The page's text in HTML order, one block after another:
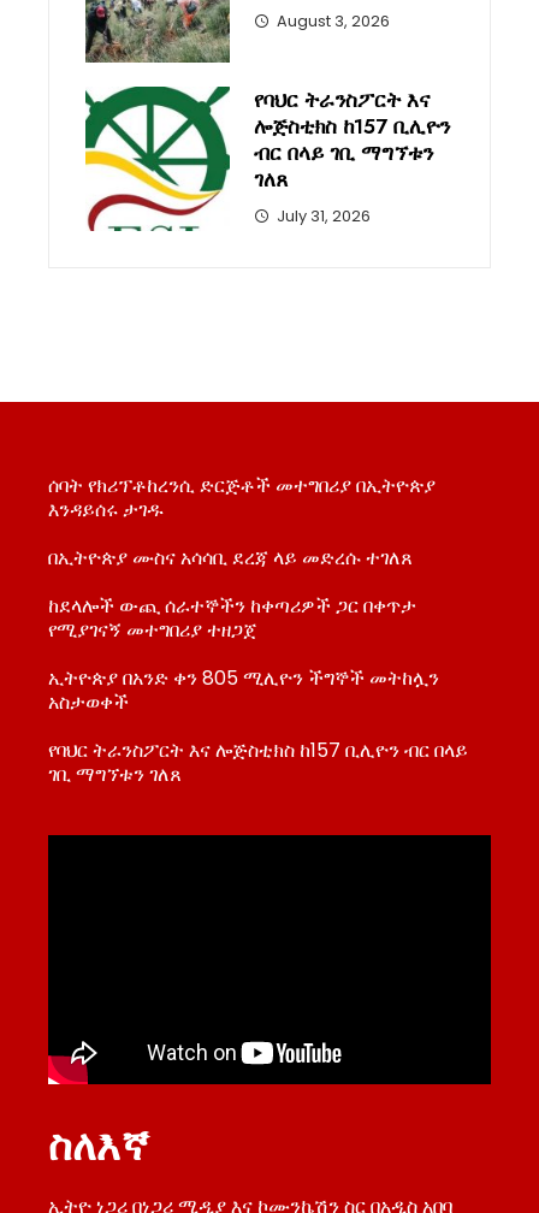
August 3, 2026
የባህር ትራንስፖርት እና
ሎጅስቲክስ ከ157 ቢሊዮን
ብር በላይ ገቢ ማግኘቱን
ገለጸ
July 31, 2026
ሰባት የክሪፕቶከረንሲ ድርጅቶች መተግበሪያ በኢትዮጵያ
እንዳይሰሩ ታገዱ
በኢትዮጵያ ሙስና አሳሳቢ ደረጃ ላይ መድረሱ ተገለጸ
ከደላሎች ውጪ ሰራተኞችን ከቀጣሪዎች ጋር በቀጥታ
የሚያገናኝ መተግበሪያ ተዘጋጀ
ኢትዮጵያ በአንድ ቀን 805 ሚሊዮን ችግኞች መትከሏን
አስታወቀች
የባህር ትራንስፖርት እና ሎጅስቲክስ ከ157 ቢሊዮን ብር በላይ
ገቢ ማግኘቱን ገለጸ
ስለእኛ
ኢትዮ ነጋሪ በነጋሪ ሚዲያ እና ኮሙንኬሽን ስር በአዲስ አበባ